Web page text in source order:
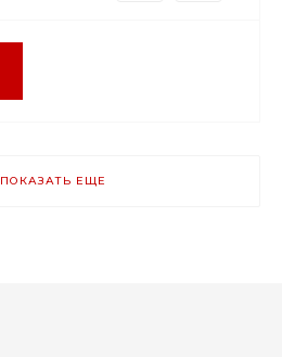
ПОКАЗАТЬ ЕЩЕ